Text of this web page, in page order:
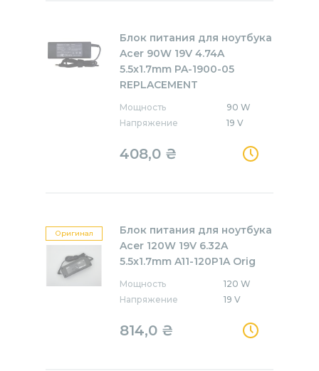
Блок питания для ноутбука
Acer 90W 19V 4.74A
5.5x1.7mm PA-1900-05
REPLACEMENT
Мощность
90 W
Напряжение
19 V
408,0 ₴
Оригинал
Блок питания для ноутбука
Acer 120W 19V 6.32A
5.5x1.7mm A11-120P1A Orig
Мощность
120 W
Напряжение
19 V
814,0 ₴